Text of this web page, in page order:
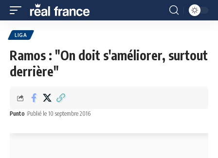
LIGA
Ramos : "On doit s'améliorer, surtout
derrière"
Punto Publié le 10 septembre 2016